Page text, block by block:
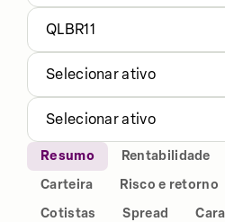
QLBR11
Selecionar ativo
Selecionar ativo
Resumo Rentabilidade
Carteira
Risco e retorno
Cotistas
Spread